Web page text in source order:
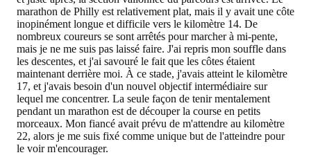
marathon de Philly est relativement plat, mais il y avait une côte
inopinément longue et difficile vers le kilomètre 14. De
nombreux coureurs se sont arrêtés pour marcher à mi-pente,
mais je ne me suis pas laissé faire. J'ai repris mon souffle dans
les descentes, et j'ai savouré le fait que les côtes étaient
maintenant derrière moi. À ce stade, j'avais atteint le kilomètre
17, et j'avais besoin d'un nouvel objectif intermédiaire sur
lequel me concentrer. La seule façon de tenir mentalement
pendant un marathon est de découper la course en petits
morceaux. Mon fiancé avait prévu de m'attendre au kilomètre
22, alors je me suis fixé comme unique but de l'atteindre pour
le voir m'encourager.